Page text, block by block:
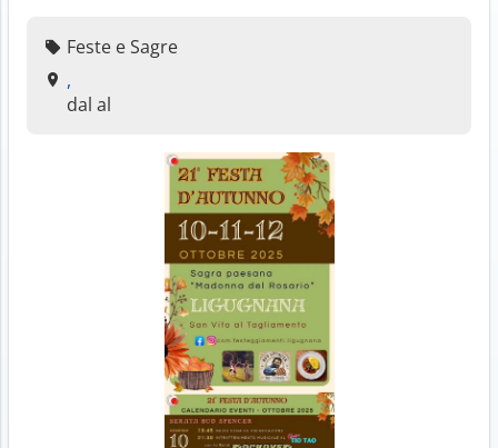
Feste e Sagre
,
dal al